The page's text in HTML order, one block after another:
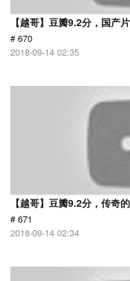
【越哥】豆瓣9.2分，国产
# 670
2018-09-14 02:35
【越哥】豆瓣9.2分，传奇
# 671
2018-09-14 02:34